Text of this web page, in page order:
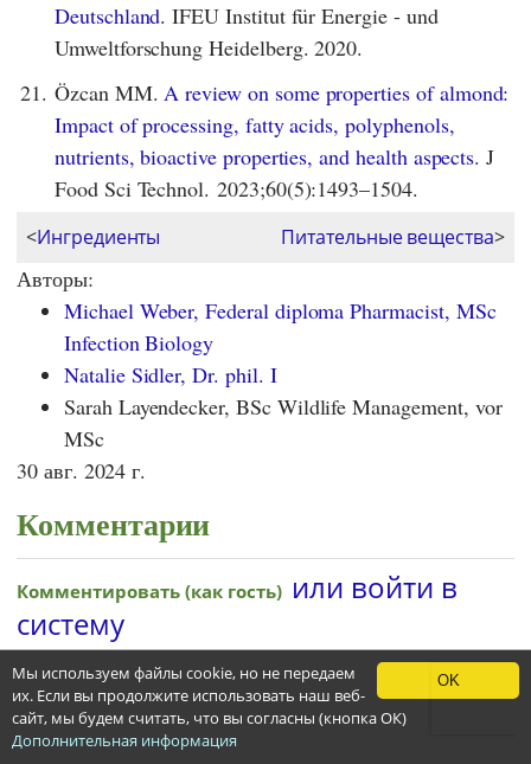
Deutschland. IFEU Institut für Energie - und
Umweltforschung Heidelberg. 2020.
21. Özcan MM.A review on some properties of almond:
Impact of processing, fatty acids, polyphenols,
nutrients, bioactive properties, and health aspects. J
Food Sci Technol. 2023;60(5):1493–1504.
<Ингредиенты Питательные вещества>
Авторы:
Michael Weber, Federal diploma Pharmacist, MSc
Infection Biology
Natalie Sidler, Dr. phil. I
Sarah Layendecker, BSc Wildlife Management, vor
MSc
30 авг. 2024 г.
Комментарии
OK
Мы используем файлы cookie, но не передаем
их. Если вы продолжите использовать наш веб-
сайт, мы будем считать, что вы согласны (кнопка ОК)
Дополнительная информация